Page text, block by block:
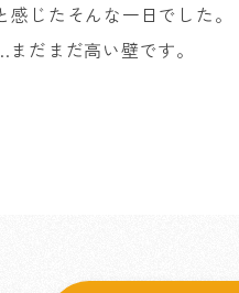
感じたそんな一日でした。
だまだ高い壁です。